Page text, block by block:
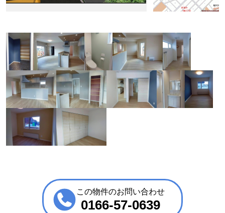
この物件のお問い合わせ
0166-57-0639